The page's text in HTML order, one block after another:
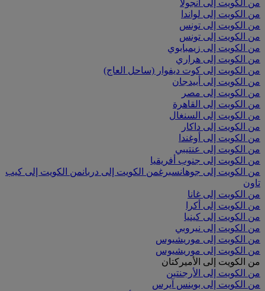
من الكويت إلى أنجولا
من الكويت إلى لواندا
من الكويت إلى تونس
من الكويت إلى تونس
من الكويت إلى زيمبابوي
من الكويت إلى هراري
من الكويت إلى كوت ديفوار (ساحل العاج)
من الكويت إلى أبيدجان
من الكويت إلى مصر
من الكويت إلى القاهرة
من الكويت إلى السنغال
من الكويت إلى داكار
من الكويت إلى أوغندا
من الكويت إلى عنتيبي
من الكويت إلى جنوب أفريقيا
من الكويت إلى جوهانسبرغمن الكويت إلى دربانمن الكويت إلى كيب
تاون
من الكويت إلى غانا
من الكويت إلى أكرا
من الكويت إلى كينيا
من الكويت إلى نيروبي
من الكويت إلى موريشيوس
من الكويت إلى موريشيوس
من الكويت إلى الأميركتان
من الكويت إلى الأرجنتين
من الكويت إلى بوينس آيرس